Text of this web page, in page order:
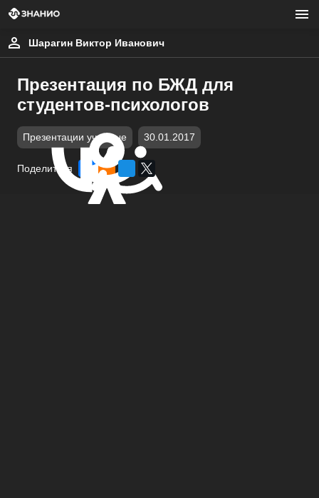
Шарагин Виктор Иванович
Презентация по БЖД для
студентов-психологов
Презентации учебные 30.01.2017
Поделиться